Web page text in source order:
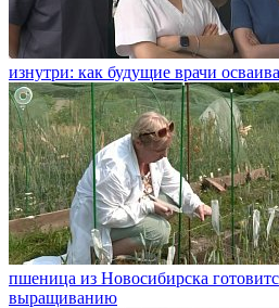
изнутри: как будущие врачи
пшеница из Новосибирска
выращиванию